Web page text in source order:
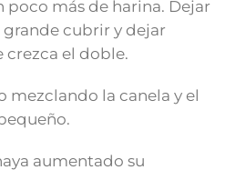
poco más de harina. Dejar
grande cubrir y dejar
crezca el doble.
mezclando la canela y el
aumentado su